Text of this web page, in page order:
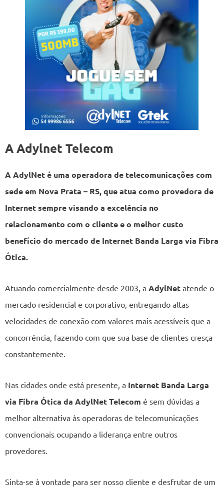
A Adylnet Telecom
A AdylNet é uma operadora de telecomunicações com
sede em Nova Prata – RS, que atua como provedora de
Internet sempre visando a excelência no
relacionamento com o cliente e o melhor custo
benefício do mercado de Internet Banda Larga via Fibra
Ótica.
Atuando comercialmente desde 2003, a AdylNet atende o
mercado residencial e corporativo, entregando altas
velocidades de conexão com valores mais acessíveis que a
concorrência, fazendo com que sua base de clientes cresça
constantemente.
Nas cidades onde está presente, a Internet Banda Larga
via Fibra Ótica da AdylNet Telecom é sem dúvidas a
melhor alternativa às operadoras de telecomunicações
convencionais ocupando a liderança entre outros
provedores.
Sinta-se à vontade para ser nosso cliente e desfrutar de um